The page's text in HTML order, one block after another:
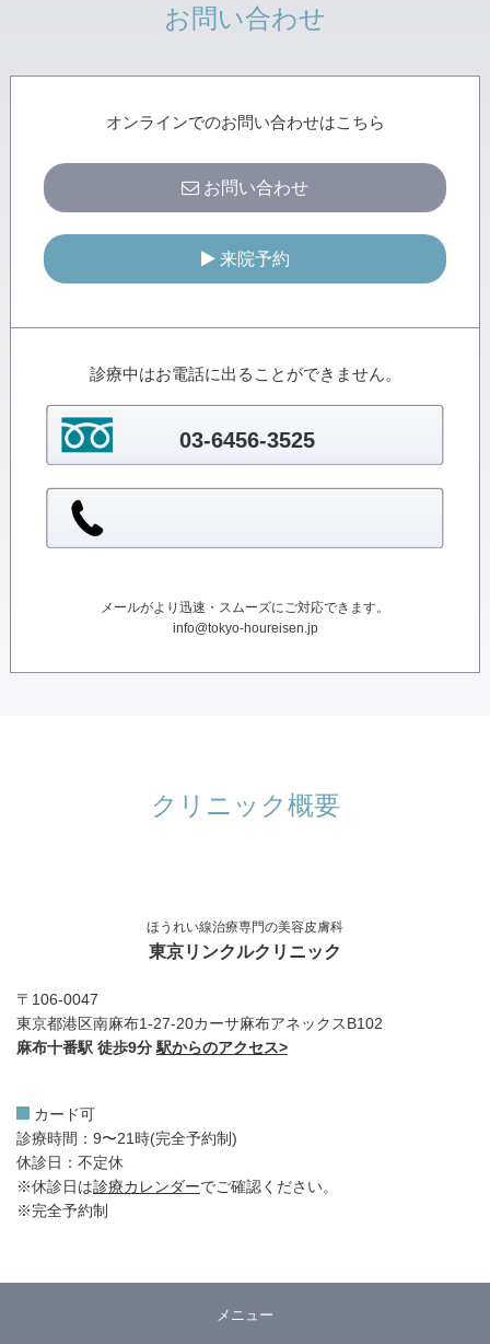
お問い合わせ
オンラインでのお問い合わせはこちら
お問い合わせ
来院予約
診療中はお電話に出ることができません。
03-6456-3525
メールがより迅速・スムーズにご対応できます。
info@tokyo-houreisen.jp
クリニック概要
ほうれい線治療専門の美容皮膚科
東京リンクルクリニック
〒106-0047
東京都港区南麻布1-27-20カーサ麻布アネックスB102
麻布十番駅 徒歩9分 駅からのアクセス>
カード可
診療時間：9〜21時(完全予約制)
休診日：不定休
※休診日は診療カレンダーでご確認ください。
※完全予約制
メニュー